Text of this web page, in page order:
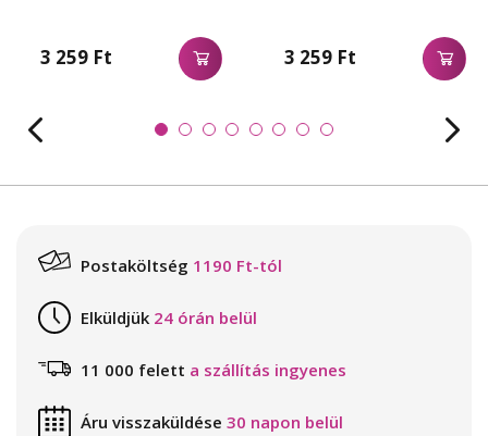
3 259 Ft 3 259 Ft
Postaköltség 1190 Ft-tól
Elküldjük 24 órán belül
11 000 felett a szállítás ingyenes
Áru visszaküldése 30 napon belül